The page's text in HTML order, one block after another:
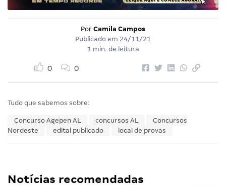
Por Camila Campos
Publicado em 24/11/21
1 min. de leitura
0 0
Tudo que sabemos sobre:
Concurso Agepen AL concursos AL
Concursos
Nordeste
edital publicado local de provas
Notícias recomendadas